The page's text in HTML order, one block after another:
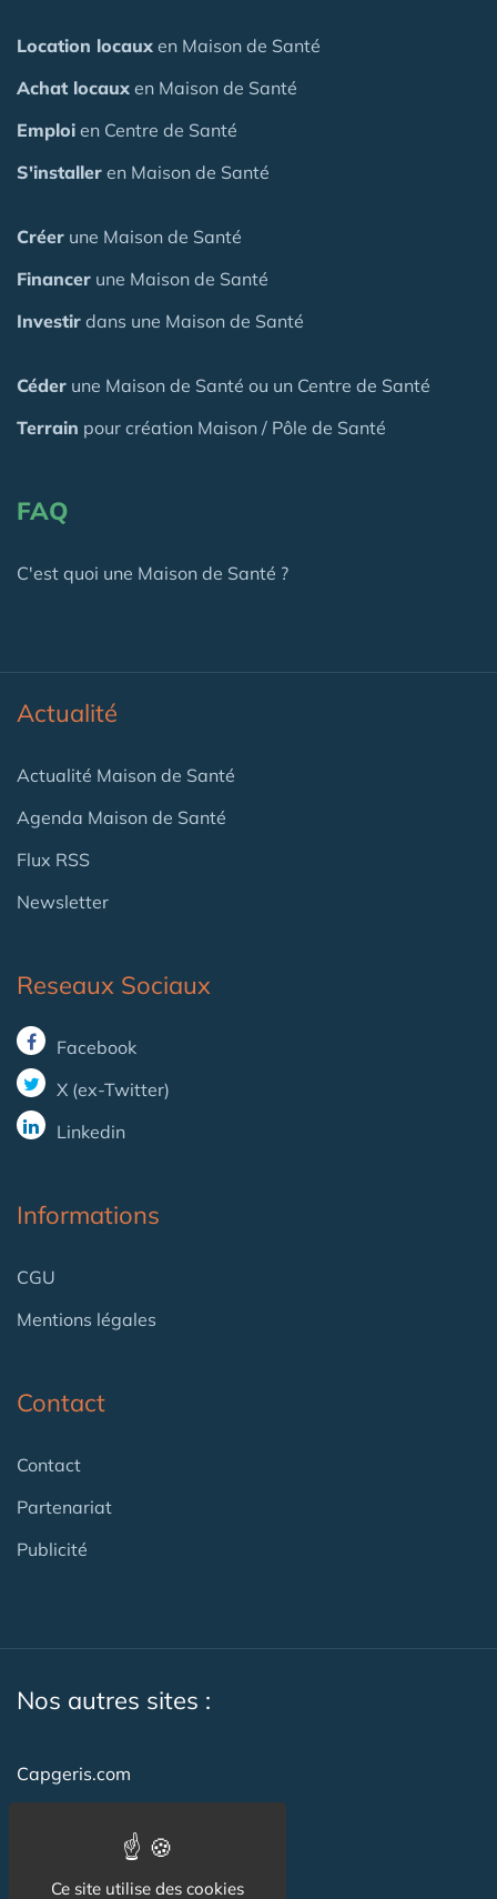
Location locaux en Maison de Santé
Achat locaux en Maison de Santé
Emploi en Centre de Santé
S'installer en Maison de Santé
Créer une Maison de Santé
Financer une Maison de Santé
Investir dans une Maison de Santé
Céder une Maison de Santé ou un Centre de Santé
Terrain pour création Maison / Pôle de Santé
FAQ
C'est quoi une Maison de Santé ?
Actualité
Actualité Maison de Santé
Agenda Maison de Santé
Flux RSS
Newsletter
Reseaux Sociaux
Facebook
X (ex-Twitter)
Linkedin
Informations
CGU
Mentions légales
Contact
Contact
Partenariat
Publicité
Nos autres sites :
Capgeris.com
Emploi-formation-sante.com
Ce site utilise des cookies